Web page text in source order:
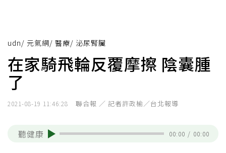
udn/ 元氣網/ 醫療/ 泌尿腎臟
在家騎飛輪反覆摩擦 陰囊腫
了
2021-08-19 11:46:28 聯合報 ／ 記者許政榆／台北報導
聽健康 00:00 / 00:00